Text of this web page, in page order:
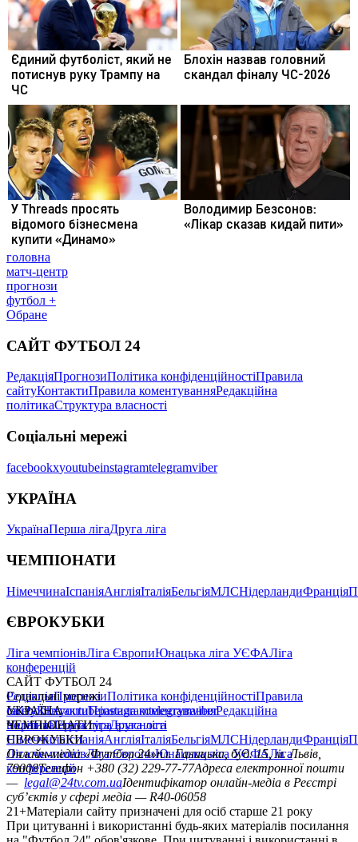
головна
матч-центр
прогнози
футбол +
Обране
САЙТ ФУТБОЛ 24
РедакціяПрогнозиПолітика конфіденційностіПравила
сайтуКонтактиПравила коментуванняРедакційна
політикаСтруктура власності
Соціальні мережі
facebookxyoutubeinstagramtelegramviber
УКРАЇНА
УкраїнаПерша лігаДруга ліга
ЧЕМПІОНАТИ
НімеччинаІспаніяАнгліяІталіяБельгіяМЛСНідерландиФранція
ЄВРОКУБКИ
Ліга чемпіонівЛіга ЄвропиЮнацька ліга УЄФАЛіга
конференцій
САЙТ ФУТБОЛ 24
РедакціяПрогнозиПолітика конфіденційностіПравила
сайтуКонтактиПравила коментуванняРедакційна
політикаСтруктура власності
Соціальні мережі
facebookxyoutubeinstagramtelegramviber
УКРАЇНА
УкраїнаПерша лігаДруга ліга
ЧЕМПІОНАТИ
НімеччинаІспаніяАнгліяІталіяБельгіяМЛСНідерландиФранція
ЄВРОКУБКИ
Ліга чемпіонівЛіга ЄвропиЮнацька ліга УЄФАЛіга
конференцій
Онлайн-медіа «Футбол 24»пл. Галицька, буд. 15, м. Львів,
79008Телефон +380 (32) 229-77-77Адреса електронної пошти
— legal@24tv.com.uaІдентифікатор онлайн-медіа в Реєстрі
суб’єктів у сфері медіа — R40-06058
21+Матеріали сайту призначені для осіб старше 21 року
При цитуванні і використанні будь-яких матеріалів посилання